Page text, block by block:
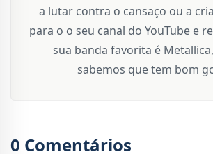
a lutar contra o cansaço ou a
para o o seu canal do YouTube e
sua banda favorita é
sabemos que tem bom
0 Comentários